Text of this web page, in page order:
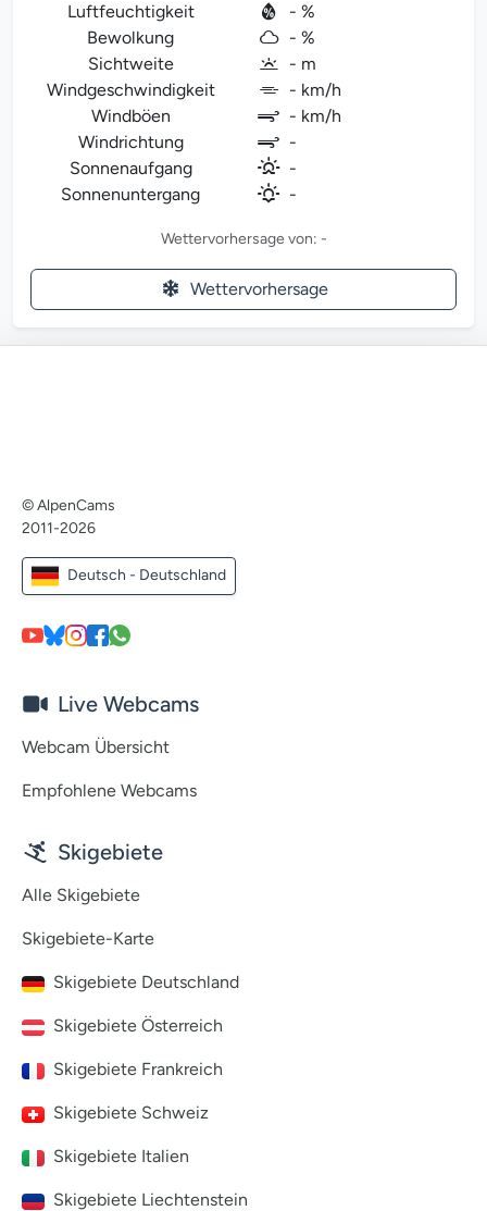
Luftfeuchtigkeit
- %
Bewolkung
- %
Sichtweite
- m
Windgeschwindigkeit
- km/h
Windböen
- km/h
Windrichtung
-
Sonnenaufgang
-
Sonnenuntergang
-
Wettervorhersage von: -
Wettervorhersage
© AlpenCams
2011-2026
Deutsch - Deutschland
Live Webcams
Webcam Übersicht
Empfohlene Webcams
Skigebiete
Alle Skigebiete
Skigebiete-Karte
Skigebiete Deutschland
Skigebiete Österreich
Skigebiete Frankreich
Skigebiete Schweiz
Skigebiete Italien
Skigebiete Liechtenstein